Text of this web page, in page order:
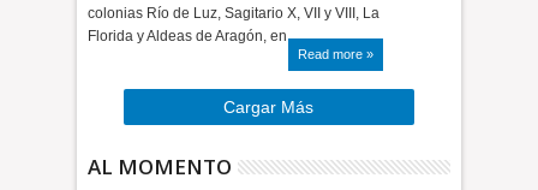
colonias Río de Luz, Sagitario X, VII y VIII, La
Florida y Aldeas de Aragón, en…
Read more »
Cargar Más
AL MOMENTO